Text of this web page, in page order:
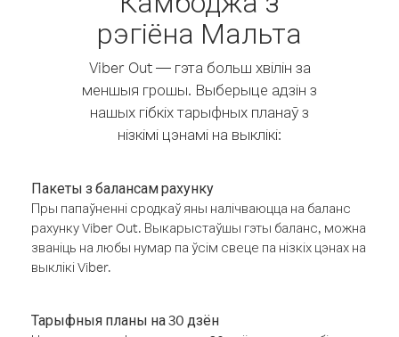
рэгіёна Мальта
Viber Out — гэта больш хвілін за
меншыя грошы. Выберыце адзін з
нашых гібкіх тарыфных планаў з
нізкімі цэнамі на выклікі:
Пакеты з балансам рахунку
Пры папаўненні сродкаў яны налічваюцца на баланс
рахунку Viber Out. Выкарыстаўшы гэты баланс, можна
званіць на любы нумар па ўсім свеце па нізкіх цэнах на
выклікі Viber.
Тарыфныя планы на 30 дзён